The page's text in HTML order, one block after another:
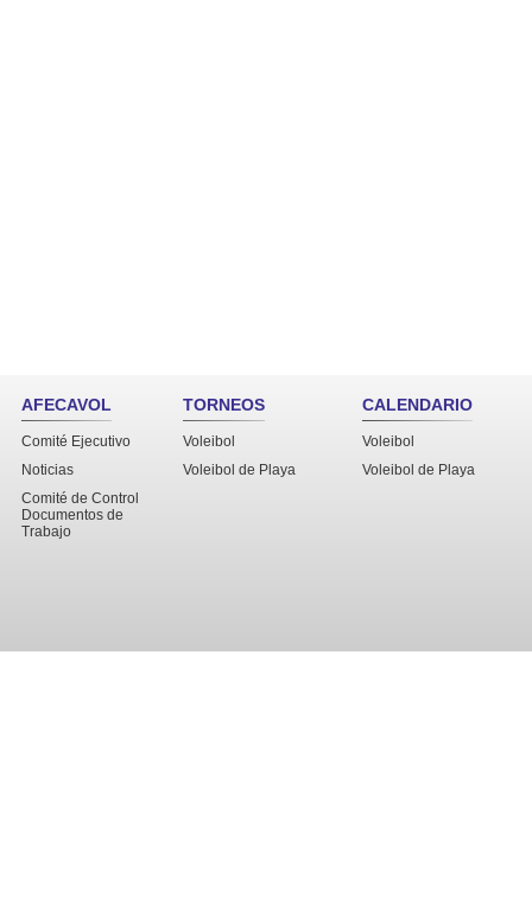
AFECAVOL
Comité Ejecutivo
Noticias
Comité de Control
Documentos de
Trabajo
TORNEOS
Voleibol
Voleibol de Playa
CALENDARIO
Voleibol
Voleibol de Playa